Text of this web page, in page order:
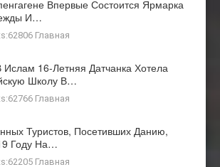
Впервые Состоится Ярмарка
И…
Главная
16-Летняя Датчанка Хотела
Школу В…
Главная
Туристов, Посетивших Данию,
Году На…
Главная